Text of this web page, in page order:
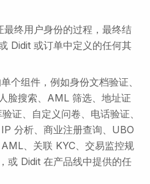
最终用户身份的过程，最终结
Didit 或订单中定义的任何其
个组件，例如身份文档验证、
脸搜索、AML 筛选、地址证
证、自定义问卷、电话验证、
分析、商业注册查询、UBO
、关联 KYC、交易监控规
或 Didit 在产品线中提供的任